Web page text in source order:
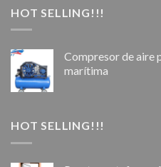
HOT SELLING!!!
Compresor de aire
marítima
HOT SELLING!!!